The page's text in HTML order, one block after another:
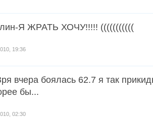
Я ЖРАТЬ ХОЧУ!!!!! (((((((((((
19:36
вчера боялась 62.7 я так
бы...
02:30